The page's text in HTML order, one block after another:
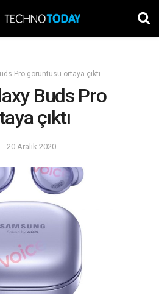
Pro görüntüsü ortaya çıktı
Buds Pro
çıktı
20 Aralık 2020